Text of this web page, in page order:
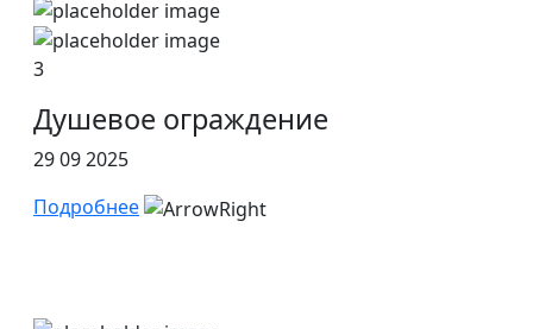
3
Душевое ограждение
29 09 2025
Подробнее